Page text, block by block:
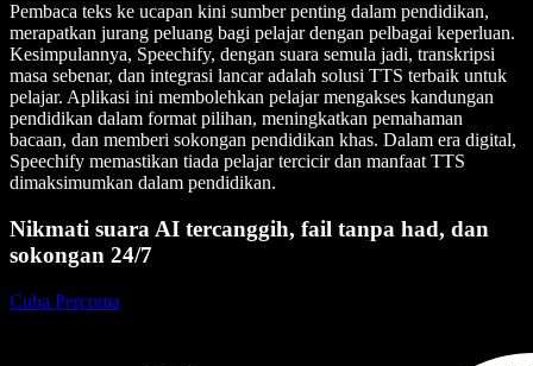
Pembaca teks ke ucapan kini sumber penting dalam pendidikan,
merapatkan jurang peluang bagi pelajar dengan pelbagai keperluan.
Kesimpulannya, Speechify, dengan suara semula jadi, transkripsi
masa sebenar, dan integrasi lancar adalah solusi TTS terbaik untuk
pelajar. Aplikasi ini membolehkan pelajar mengakses kandungan
pendidikan dalam format pilihan, meningkatkan pemahaman
bacaan, dan memberi sokongan pendidikan khas. Dalam era digital,
Speechify memastikan tiada pelajar tercicir dan manfaat TTS
dimaksimumkan dalam pendidikan.
Nikmati suara AI tercanggih, fail tanpa had, dan
sokongan 24/7
Cuba Percuma